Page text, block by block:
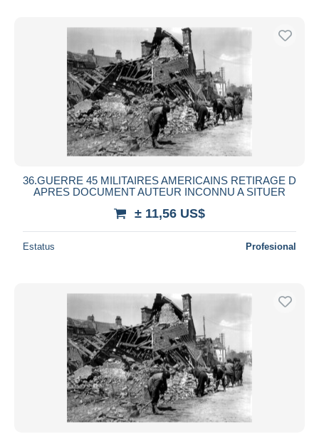
36.GUERRE 45 MILITAIRES AMERICAINS RETIRAGE D
APRES DOCUMENT AUTEUR INCONNU A SITUER
± 11,56 US$
Estatus Profesional